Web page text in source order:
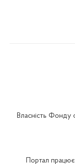
Власність Фонду
Портал